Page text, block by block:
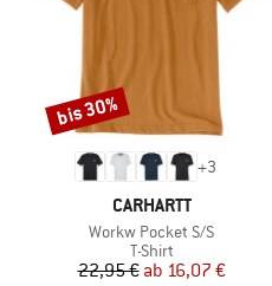
+3
MARKE
CARHARTT
Artikel
Workw Pocket S/S
Produktgruppe
T-Shirt
Preis
22,95 € reduzierter Preis
ab 16,07 €
Rabatt
bis 30%